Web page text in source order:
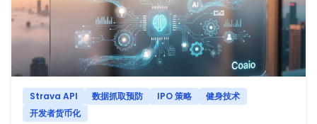
Strava API 数据抓取预防 IPO 策略
健身技术
开发者货币化